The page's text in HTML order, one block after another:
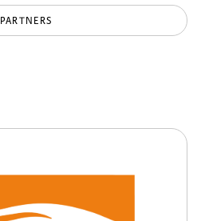
PARTNERS